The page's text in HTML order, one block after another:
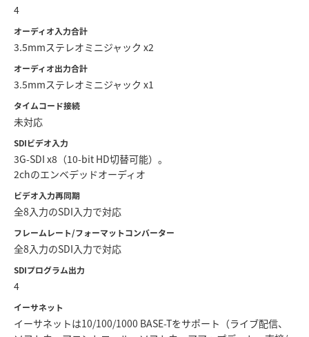
Portugal
Singapore
South Africa
Sweden
Chinese Taipei
UAE
United Kingdom
4
オーディオ入力合計
3.5mmステレオミニジャック x2
オーディオ出力合計
3.5mmステレオミニジャック x1
タイムコード接続
未対応
SDIビデオ入力
3G-SDI x8（10-bit HD切替可能）。
2chのエンベデッドオーディオ
ビデオ入力再同期
全8入力のSDI入力で対応
フレームレート/フォーマットコンバーター
全8入力のSDI入力で対応
SDIプログラム出力
4
イーサネット
イーサネットは10/100/1000 BASE-Tをサポート（ライブ配信、